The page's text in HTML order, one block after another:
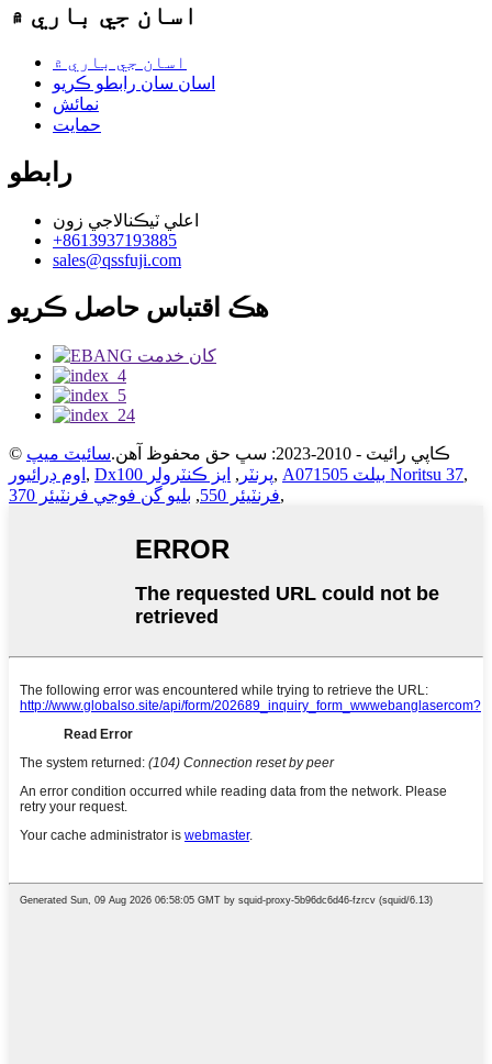
اسان جي باري ۾
اسان جي باري ۾
اسان سان رابطو ڪريو
نمائش
حمايت
رابطو
اعلي ٽيڪنالاجي زون
+8613937193885
sales@qssfuji.com
هڪ اقتباس حاصل ڪريو
© ڪاپي رائيٽ - 2010-2023: سڀ حق محفوظ آهن.
سائيٽ ميپ
اوم ڊرائيور , Dx100 پرنٽر , ايز ڪنٽرولر , A071505 بيلٽ Noritsu 37,
فرنٽيئر 550
, بليو گن فوجي فرنٽيئر 370 ,